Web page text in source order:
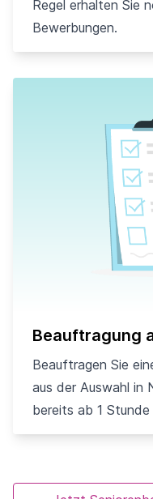
Regel erhalten Sie
Bewerbungen.
Beauftragung
Beauftragen Sie
aus der Auswahl in
bereits ab 1 Stunde